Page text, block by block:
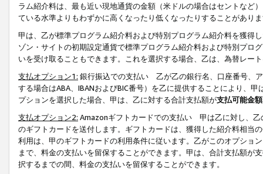
ラム紹介料は、最も近い現地通貨の金額（米ドルの場合はセントなど
ている水準よりもわずかに高くなったり低くなったりすることがあり
甲は、乙が標準プログラム紹介料および特別プログラム紹介料を獲得
ゾン・サイトの初期設定通貨で標準プログラム紹介料および特別プロ
いを受け取ることもできます。これを選択する場合、乙は、為替レー
支払オプション1: 銀行振込での支払い 乙が乙の銀行名、口座番号、
する場合はABA、IBANおよびBIC番号）を乙に提供することにより、
プションを選択した場合、甲は、乙に対する合計支払額が支払可能金
支払オプション2: Amazonギフトカードでの支払い 甲は乙に対し、乙
のギフトカードを送付します。ギフトカードは、獲得した紹介料相当
利用は、甲のギフトカードの利用条件に従います。乙がこのオプショ
まで、料金の支払いを留保することができます。甲は、合計支払額が
択するまでの間、料金の支払いを留保することができます。